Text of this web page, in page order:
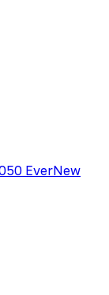
EverNew